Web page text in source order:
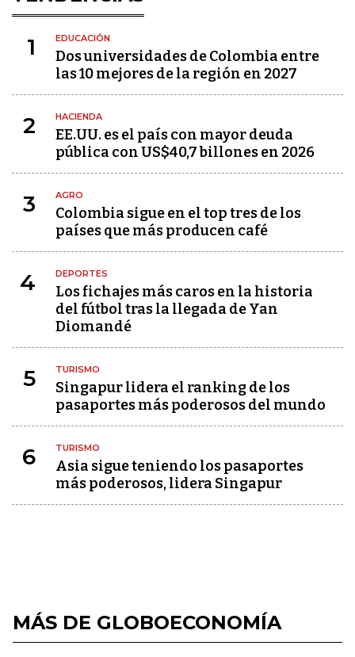
1 EDUCACIÓN
Dos universidades de Colombia entre
las 10 mejores de la región en 2027
2 HACIENDA
EE.UU. es el país con mayor deuda
pública con US$40,7 billones en 2026
3 AGRO
Colombia sigue en el top tres de los
países que más producen café
4 DEPORTES
Los fichajes más caros en la historia
del fútbol tras la llegada de Yan
Diomandé
5 TURISMO
Singapur lidera el ranking de los
pasaportes más poderosos del mundo
6 TURISMO
Asia sigue teniendo los pasaportes
más poderosos, lidera Singapur
MÁS DE GLOBOECONOMÍA